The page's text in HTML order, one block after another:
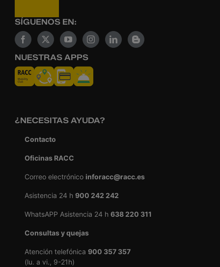
SÍGUENOS EN:
NUESTRAS APPS
¿NECESITAS AYUDA?
Contacto
Oficinas RACC
Correo electrónico inforacc@racc.es
Asistencia 24 h 900 242 242
WhatsAPP Asistencia 24 h 638 220 311
Consultas y quejas
Atención telefónica 900 357 357
(lu. a vi., 9-21h)